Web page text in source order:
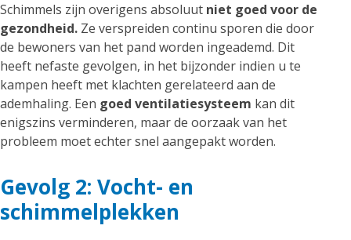
Schimmels zijn overigens absoluut niet goed voor de
gezondheid. Ze verspreiden continu sporen die door
de bewoners van het pand worden ingeademd. Dit
heeft nefaste gevolgen, in het bijzonder indien u te
kampen heeft met klachten gerelateerd aan de
ademhaling. Een goed ventilatiesysteem kan dit
enigszins verminderen, maar de oorzaak van het
probleem moet echter snel aangepakt worden.
Gevolg 2: Vocht- en
schimmelplekken